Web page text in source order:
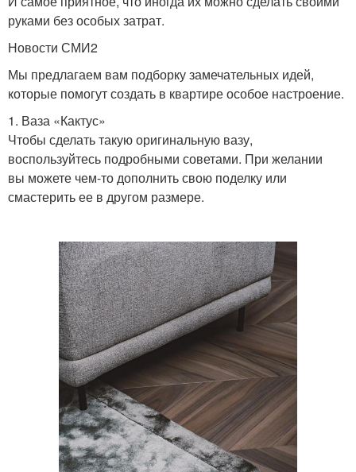
руками без особых затрат.
Новости СМИ2
Мы предлагаем вам подборку замечательных идей,
которые помогут создать в квартире особое настроение.
1. Ваза «Кактус»
Чтобы сделать такую оригинальную вазу,
воспользуйтесь подробными советами. При желании
вы можете чем-то дополнить свою поделку или
смастерить ее в другом размере.